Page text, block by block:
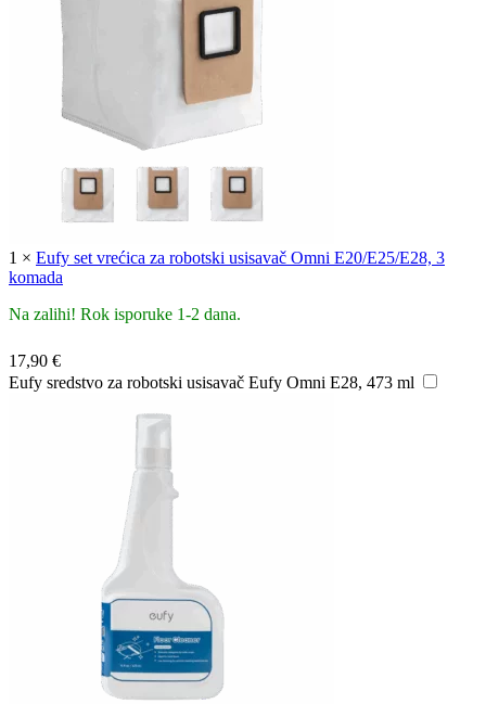
1 × Eufy set vrećica za robotski usisavač Omni E20/E25/E28, 3
komada
Na zalihi! Rok isporuke 1-2 dana.
17,90 €
Eufy sredstvo za robotski usisavač Eufy Omni E28, 473 ml